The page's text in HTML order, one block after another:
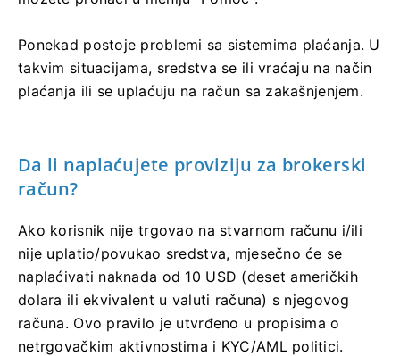
Ponekad postoje problemi sa sistemima plaćanja. U
takvim situacijama, sredstva se ili vraćaju na način
plaćanja ili se uplaćuju na račun sa zakašnjenjem.
Da li naplaćujete proviziju za brokerski
račun?
Ako korisnik nije trgovao na stvarnom računu i/ili
nije uplatio/povukao sredstva, mjesečno će se
naplaćivati ​​naknada od 10 USD (deset američkih
dolara ili ekvivalent u valuti računa) s njegovog
računa. Ovo pravilo je utvrđeno u propisima o
netrgovačkim aktivnostima i KYC/AML politici.